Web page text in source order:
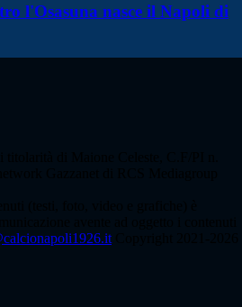
l'Osasuna nasce il Napoli di